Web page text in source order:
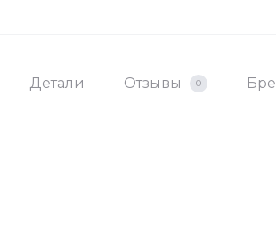
Детали Отзывы 0